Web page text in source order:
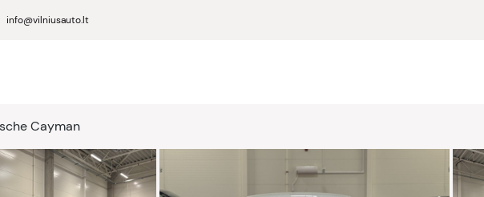
info@vilniusauto.lt
Cayman